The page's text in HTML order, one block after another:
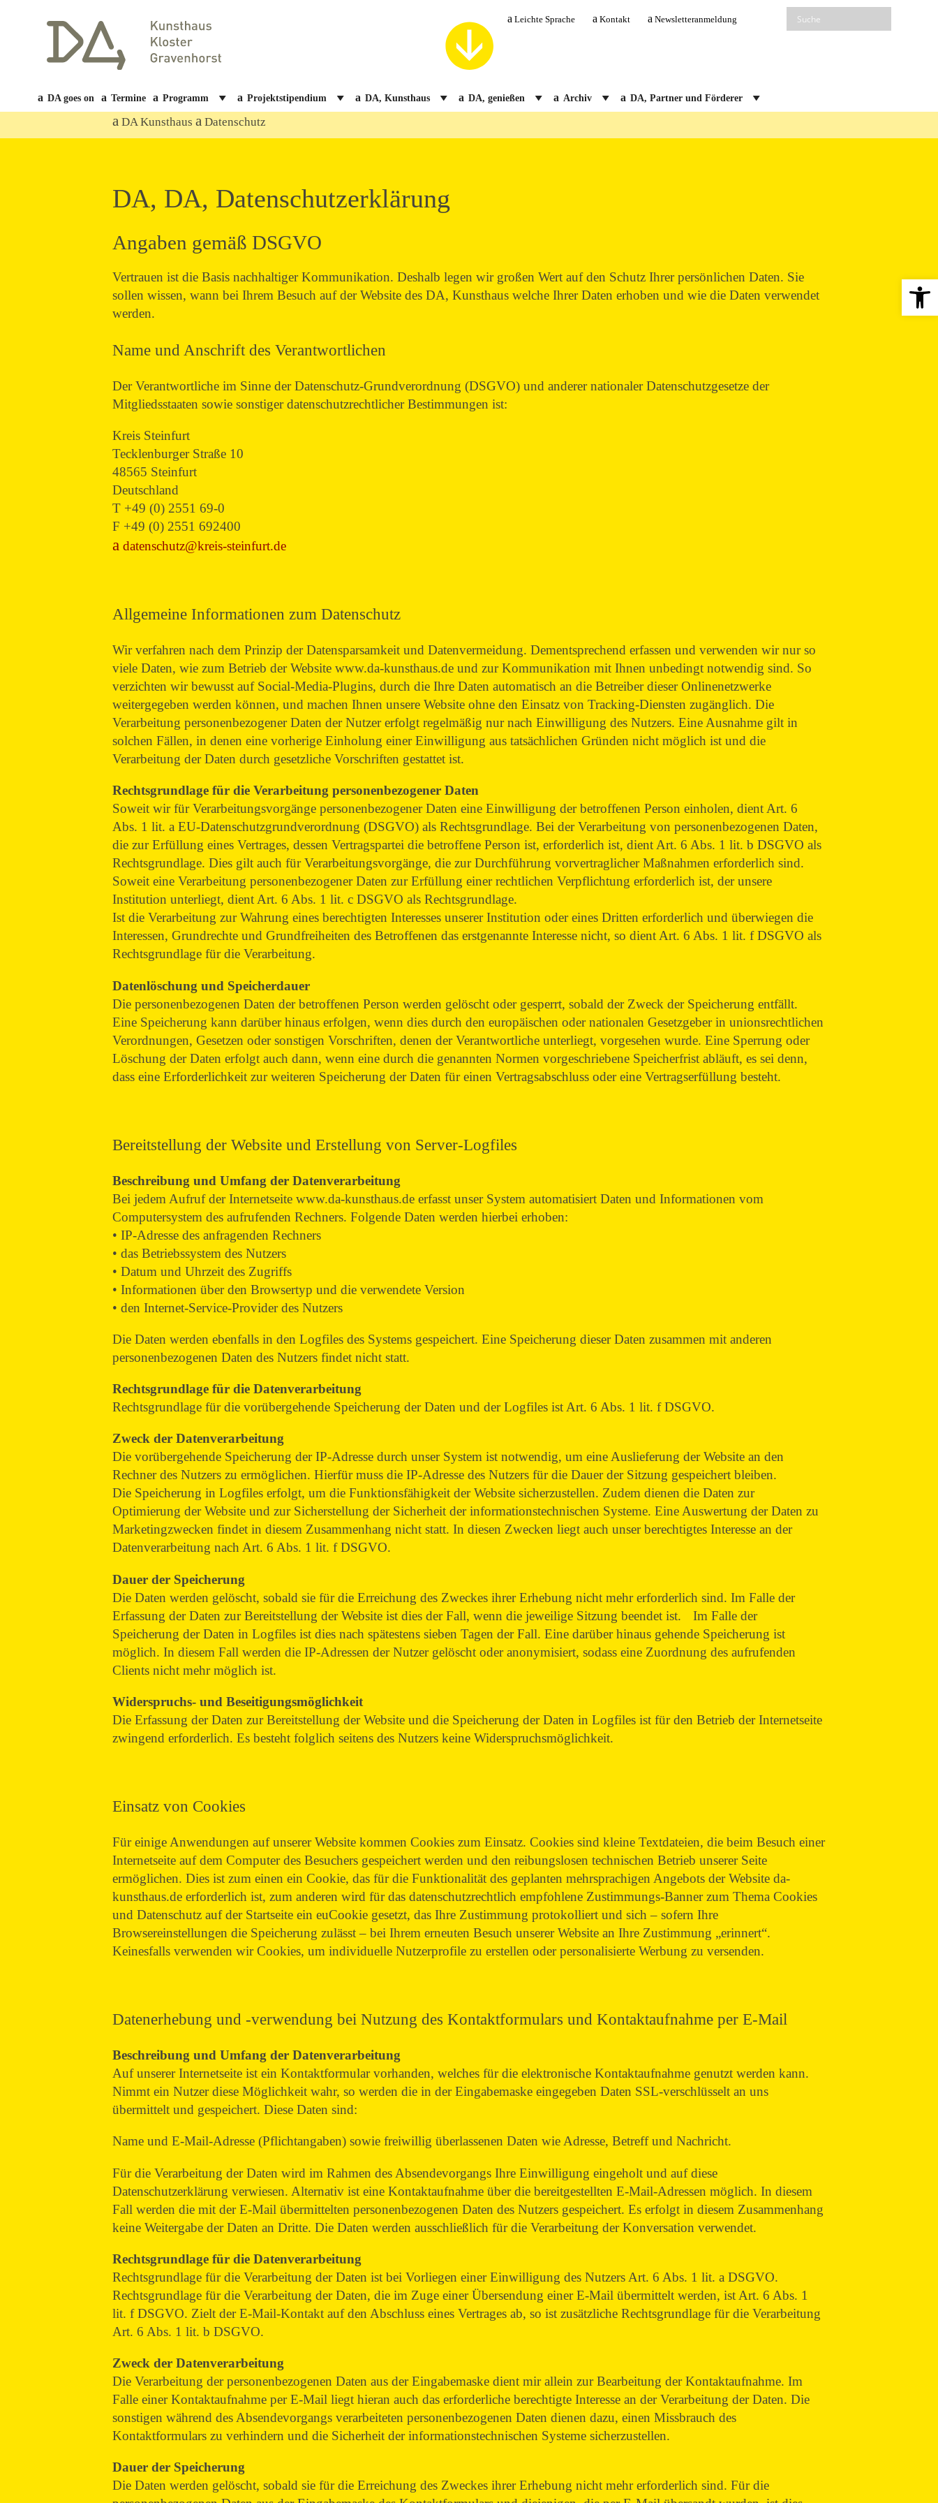
Leichte Sprache Kontakt Newsletteranmeldung
DA goes on Termine Programm Projektstipendium DA, Kunsthaus DA, genießen Archiv DA, Partner und Förderer
DA Kunsthaus Datenschutz
DA, DA, Datenschutzerklärung
Angaben gemäß DSGVO
Vertrauen ist die Basis nachhaltiger Kommunikation. Deshalb legen wir großen Wert auf den Schutz Ihrer persönlichen Daten. Sie
sollen wissen, wann bei Ihrem Besuch auf der Website des DA, Kunsthaus welche Ihrer Daten erhoben und wie die Daten verwendet
werden.
Name und Anschrift des Verantwortlichen
Der Verantwortliche im Sinne der Datenschutz-Grundverordnung (DSGVO) und anderer nationaler Datenschutzgesetze der
Mitgliedsstaaten sowie sonstiger datenschutzrechtlicher Bestimmungen ist:
Kreis Steinfurt
Tecklenburger Straße 10
48565 Steinfurt
Deutschland
T +49 (0) 2551 69-0
F +49 (0) 2551 692400
datenschutz@kreis-steinfurt.de
Allgemeine Informationen zum Datenschutz
Wir verfahren nach dem Prinzip der Datensparsamkeit und Datenvermeidung. Dementsprechend erfassen und verwenden wir nur so
viele Daten, wie zum Betrieb der Website www.da-kunsthaus.de und zur Kommunikation mit Ihnen unbedingt notwendig sind. So
verzichten wir bewusst auf Social-Media-Plugins, durch die Ihre Daten automatisch an die Betreiber dieser Onlinenetzwerke
weitergegeben werden können, und machen Ihnen unsere Website ohne den Einsatz von Tracking-Diensten zugänglich. Die
Verarbeitung personenbezogener Daten der Nutzer erfolgt regelmäßig nur nach Einwilligung des Nutzers. Eine Ausnahme gilt in
solchen Fällen, in denen eine vorherige Einholung einer Einwilligung aus tatsächlichen Gründen nicht möglich ist und die
Verarbeitung der Daten durch gesetzliche Vorschriften gestattet ist.
Rechtsgrundlage für die Verarbeitung personenbezogener Daten
Soweit wir für Verarbeitungsvorgänge personenbezogener Daten eine Einwilligung der betroffenen Person einholen, dient Art. 6
Abs. 1 lit. a EU-Datenschutzgrundverordnung (DSGVO) als Rechtsgrundlage. Bei der Verarbeitung von personenbezogenen Daten,
die zur Erfüllung eines Vertrages, dessen Vertragspartei die betroffene Person ist, erforderlich ist, dient Art. 6 Abs. 1 lit. b DSGVO als
Rechtsgrundlage. Dies gilt auch für Verarbeitungsvorgänge, die zur Durchführung vorvertraglicher Maßnahmen erforderlich sind.
Soweit eine Verarbeitung personenbezogener Daten zur Erfüllung einer rechtlichen Verpflichtung erforderlich ist, der unsere
Institution unterliegt, dient Art. 6 Abs. 1 lit. c DSGVO als Rechtsgrundlage.
Ist die Verarbeitung zur Wahrung eines berechtigten Interesses unserer Institution oder eines Dritten erforderlich und überwiegen die
Interessen, Grundrechte und Grundfreiheiten des Betroffenen das erstgenannte Interesse nicht, so dient Art. 6 Abs. 1 lit. f DSGVO als
Rechtsgrundlage für die Verarbeitung.
Datenlöschung und Speicherdauer
Die personenbezogenen Daten der betroffenen Person werden gelöscht oder gesperrt, sobald der Zweck der Speicherung entfällt.
Eine Speicherung kann darüber hinaus erfolgen, wenn dies durch den europäischen oder nationalen Gesetzgeber in unionsrechtlichen
Verordnungen, Gesetzen oder sonstigen Vorschriften, denen der Verantwortliche unterliegt, vorgesehen wurde. Eine Sperrung oder
Löschung der Daten erfolgt auch dann, wenn eine durch die genannten Normen vorgeschriebene Speicherfrist abläuft, es sei denn,
dass eine Erforderlichkeit zur weiteren Speicherung der Daten für einen Vertragsabschluss oder eine Vertragserfüllung besteht.
Bereitstellung der Website und Erstellung von Server-Logfiles
Beschreibung und Umfang der Datenverarbeitung
Bei jedem Aufruf der Internetseite www.da-kunsthaus.de erfasst unser System automatisiert Daten und Informationen vom
Computersystem des aufrufenden Rechners. Folgende Daten werden hierbei erhoben:
• IP-Adresse des anfragenden Rechners
• das Betriebssystem des Nutzers
• Datum und Uhrzeit des Zugriffs
• Informationen über den Browsertyp und die verwendete Version
• den Internet-Service-Provider des Nutzers
Die Daten werden ebenfalls in den Logfiles des Systems gespeichert. Eine Speicherung dieser Daten zusammen mit anderen
personenbezogenen Daten des Nutzers findet nicht statt.
Rechtsgrundlage für die Datenverarbeitung
Rechtsgrundlage für die vorübergehende Speicherung der Daten und der Logfiles ist Art. 6 Abs. 1 lit. f DSGVO.
Zweck der Datenverarbeitung
Die vorübergehende Speicherung der IP-Adresse durch unser System ist notwendig, um eine Auslieferung der Website an den
Rechner des Nutzers zu ermöglichen. Hierfür muss die IP-Adresse des Nutzers für die Dauer der Sitzung gespeichert bleiben.
Die Speicherung in Logfiles erfolgt, um die Funktionsfähigkeit der Website sicherzustellen. Zudem dienen die Daten zur
Optimierung der Website und zur Sicherstellung der Sicherheit der informationstechnischen Systeme. Eine Auswertung der Daten zu
Marketingzwecken findet in diesem Zusammenhang nicht statt. In diesen Zwecken liegt auch unser berechtigtes Interesse an der
Datenverarbeitung nach Art. 6 Abs. 1 lit. f DSGVO.
Dauer der Speicherung
Die Daten werden gelöscht, sobald sie für die Erreichung des Zweckes ihrer Erhebung nicht mehr erforderlich sind. Im Falle der
Erfassung der Daten zur Bereitstellung der Website ist dies der Fall, wenn die jeweilige Sitzung beendet ist. Im Falle der
Speicherung der Daten in Logfiles ist dies nach spätestens sieben Tagen der Fall. Eine darüber hinaus gehende Speicherung ist
möglich. In diesem Fall werden die IP-Adressen der Nutzer gelöscht oder anonymisiert, sodass eine Zuordnung des aufrufenden
Clients nicht mehr möglich ist.
Widerspruchs- und Beseitigungsmöglichkeit
Die Erfassung der Daten zur Bereitstellung der Website und die Speicherung der Daten in Logfiles ist für den Betrieb der Internetseite
zwingend erforderlich. Es besteht folglich seitens des Nutzers keine Widerspruchsmöglichkeit.
Einsatz von Cookies
Für einige Anwendungen auf unserer Website kommen Cookies zum Einsatz. Cookies sind kleine Textdateien, die beim Besuch einer
Internetseite auf dem Computer des Besuchers gespeichert werden und den reibungslosen technischen Betrieb unserer Seite
ermöglichen. Dies ist zum einen ein Cookie, das für die Funktionalität des geplanten mehrsprachigen Angebots der Website da-
kunsthaus.de erforderlich ist, zum anderen wird für das datenschutzrechtlich empfohlene Zustimmungs-Banner zum Thema Cookies
und Datenschutz auf der Startseite ein euCookie gesetzt, das Ihre Zustimmung protokolliert und sich – sofern Ihre
Browsereinstellungen die Speicherung zulässt – bei Ihrem erneuten Besuch unserer Website an Ihre Zustimmung „erinnert“.
Keinesfalls verwenden wir Cookies, um individuelle Nutzerprofile zu erstellen oder personalisierte Werbung zu versenden.
Datenerhebung und -verwendung bei Nutzung des Kontaktformulars und Kontaktaufnahme per E-Mail
Beschreibung und Umfang der Datenverarbeitung
Auf unserer Internetseite ist ein Kontaktformular vorhanden, welches für die elektronische Kontaktaufnahme genutzt werden kann.
Nimmt ein Nutzer diese Möglichkeit wahr, so werden die in der Eingabemaske eingegeben Daten SSL-verschlüsselt an uns
übermittelt und gespeichert. Diese Daten sind:
Name und E-Mail-Adresse (Pflichtangaben) sowie freiwillig überlassenen Daten wie Adresse, Betreff und Nachricht.
Für die Verarbeitung der Daten wird im Rahmen des Absendevorgangs Ihre Einwilligung eingeholt und auf diese
Datenschutzerklärung verwiesen. Alternativ ist eine Kontaktaufnahme über die bereitgestellten E-Mail-Adressen möglich. In diesem
Fall werden die mit der E-Mail übermittelten personenbezogenen Daten des Nutzers gespeichert. Es erfolgt in diesem Zusammenhang
keine Weitergabe der Daten an Dritte. Die Daten werden ausschließlich für die Verarbeitung der Konversation verwendet.
Rechtsgrundlage für die Datenverarbeitung
Rechtsgrundlage für die Verarbeitung der Daten ist bei Vorliegen einer Einwilligung des Nutzers Art. 6 Abs. 1 lit. a DSGVO.
Rechtsgrundlage für die Verarbeitung der Daten, die im Zuge einer Übersendung einer E-Mail übermittelt werden, ist Art. 6 Abs. 1
lit. f DSGVO. Zielt der E-Mail-Kontakt auf den Abschluss eines Vertrages ab, so ist zusätzliche Rechtsgrundlage für die Verarbeitung
Art. 6 Abs. 1 lit. b DSGVO.
Zweck der Datenverarbeitung
Die Verarbeitung der personenbezogenen Daten aus der Eingabemaske dient mir allein zur Bearbeitung der Kontaktaufnahme. Im
Falle einer Kontaktaufnahme per E-Mail liegt hieran auch das erforderliche berechtigte Interesse an der Verarbeitung der Daten. Die
sonstigen während des Absendevorgangs verarbeiteten personenbezogenen Daten dienen dazu, einen Missbrauch des
Kontaktformulars zu verhindern und die Sicherheit der informationstechnischen Systeme sicherzustellen.
Dauer der Speicherung
Die Daten werden gelöscht, sobald sie für die Erreichung des Zweckes ihrer Erhebung nicht mehr erforderlich sind. Für die